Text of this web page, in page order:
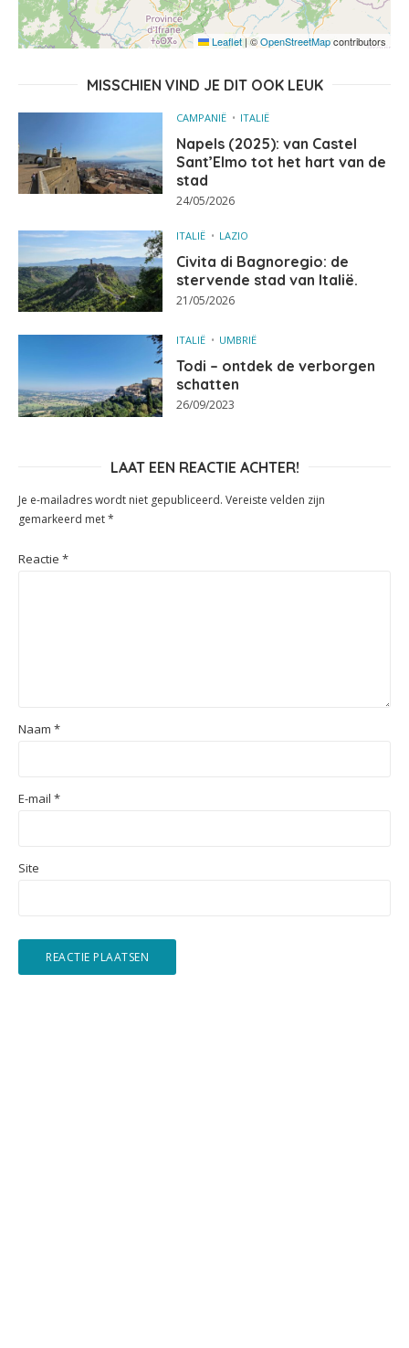
Leaflet|©OpenStreetMapcontributors
MISSCHIEN VIND JE DIT OOK LEUK
CAMPANIË ITALIË
Napels (2025): van Castel
Sant’Elmo tot het hart van de
stad
24/05/2026
ITALIË LAZIO
Civita di Bagnoregio: de
stervende stad van Italië.
21/05/2026
ITALIË UMBRIË
Todi – ontdek de verborgen
schatten
26/09/2023
LAAT EEN REACTIE ACHTER!
Je e-mailadres wordt niet gepubliceerd. Vereiste velden zijn
gemarkeerd met*
Reactie *
Naam *
E-mail *
Site